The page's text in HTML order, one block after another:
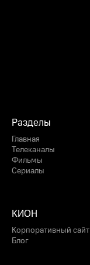
Разделы
Главная
Телеканалы
Фильмы
Сериалы
КИОН
Корпоративный сайт
Блог